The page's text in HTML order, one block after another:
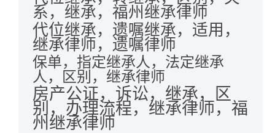
系，继承，福州继承律师
代位继承，遗嘱继承，适用，
继承律师，遗嘱律师
保单，指定继承人，法定继承
人，区别，继承律师
房产公证，诉讼，继承，区
别，办理流程，继承律师，福
州继承律师